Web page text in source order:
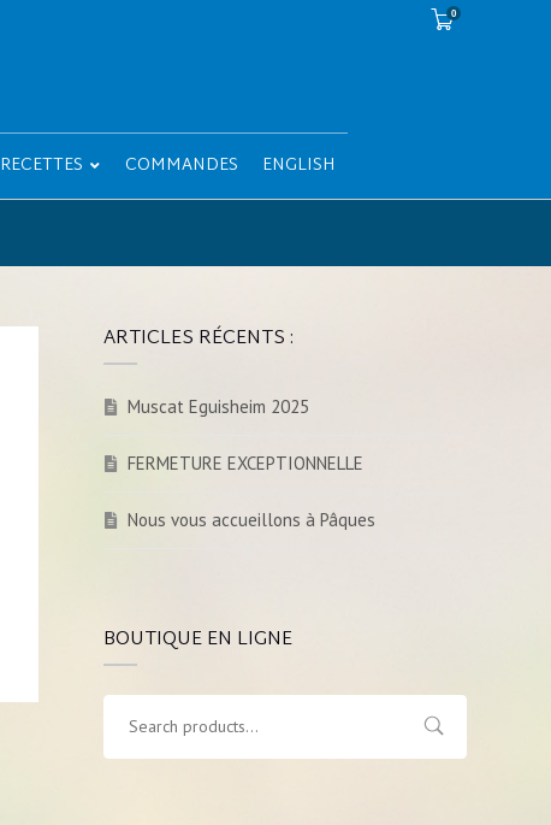
0
RECETTES COMMANDES ENGLISH
ARTICLES RÉCENTS :
Muscat Eguisheim 2025
FERMETURE EXCEPTIONNELLE
Nous vous accueillons à Pâques
BOUTIQUE EN LIGNE